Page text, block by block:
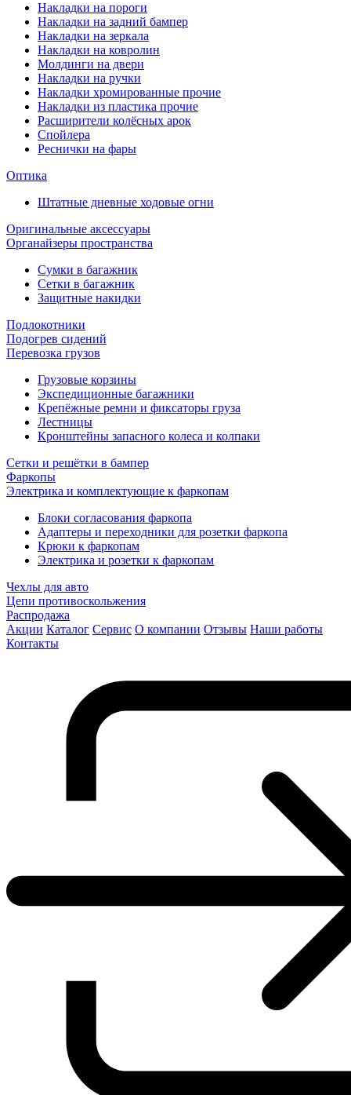
Накладки на пороги
Накладки на задний бампер
Накладки на зеркала
Накладки на ковролин
Молдинги на двери
Накладки на ручки
Накладки хромированные прочие
Накладки из пластика прочие
Расширители колёсных арок
Спойлера
Реснички на фары
Оптика
Штатные дневные ходовые огни
Оригинальные аксессуары
Органайзеры пространства
Сумки в багажник
Сетки в багажник
Защитные накидки
Подлокотники
Подогрев сидений
Перевозка грузов
Грузовые корзины
Экспедиционные багажники
Крепёжные ремни и фиксаторы груза
Лестницы
Кронштейны запасного колеса и колпаки
Сетки и решётки в бампер
Фаркопы
Электрика и комплектующие к фаркопам
Блоки согласования фаркопа
Адаптеры и переходники для розетки фаркопа
Крюки к фаркопам
Электрика и розетки к фаркопам
Чехлы для авто
Цепи противоскольжения
Распродажа
Акции Каталог Сервис О компании Отзывы Наши работы
Контакты